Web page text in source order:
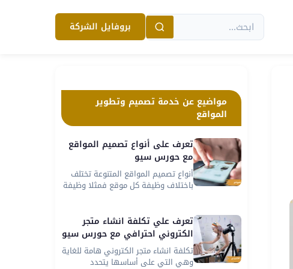
بروفايل الشركة
مواضيع عن خدمة تصميم وتطوير
المواقع
تعرف على أنواع تصميم المواقع
مع حورس سيو
أنواع تصميم المواقع المتنوعة تختلف
باختلاف وظيفة كل موقع فمثلا وظيفة
تعرف علي تكلفة انشاء متجر
الكتروني احترافي مع حورس سيو
تكلفة انشاء متجر الكتروني هامة للغاية
وهي التي على أساسها يتحدد